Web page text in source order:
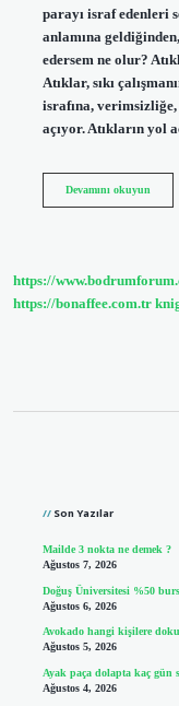
parayı israf edenleri
anlamına
edersem ne olur?
Atıklar, sıkı
israfına,
açıyor. Atıkların yol
Devamını okuyunİSraf
https://
https://bonaffee.com.tr
Son Yazılar
Mailde 3 nokta ne demek ?
Ağustos 7, 2026
Doğuş Üniversitesi %50
Ağustos 6, 2026
Avokado hangi kişilere
Ağustos 5, 2026
Ayak paça dolapta kaç gün
Ağustos 4, 2026